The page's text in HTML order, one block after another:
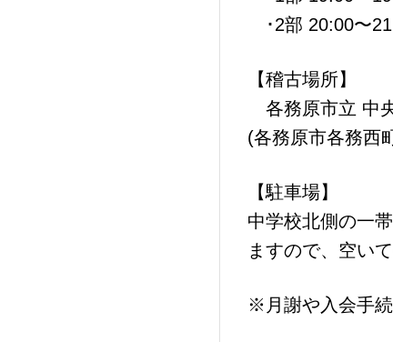
･2部 20:00〜
【稽古場所】
各務原市立 中
(各務原市各務西
【駐車場】
中学校北側の一
ますので、空い
※月謝や入会手